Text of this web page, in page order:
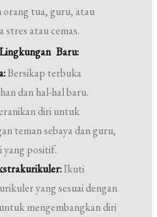
orang tua, guru, atau
stres atau cemas.
Baru:
Bersikap terbuka
dan hal-hal baru.
diri untuk
teman sebaya dan guru,
yang positif.
Ikuti
yang sesuai dengan
mengembangkan diri